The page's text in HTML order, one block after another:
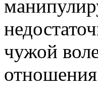
чужой